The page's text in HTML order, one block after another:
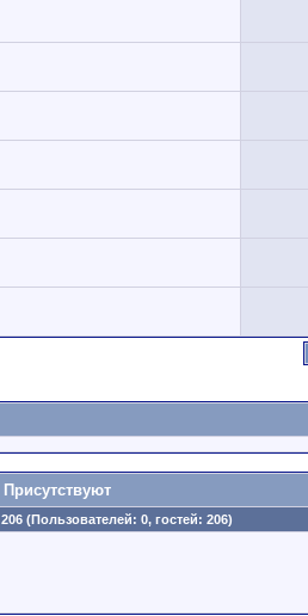
Присутствуют
206 (Пользователей: 0, гостей: 206)